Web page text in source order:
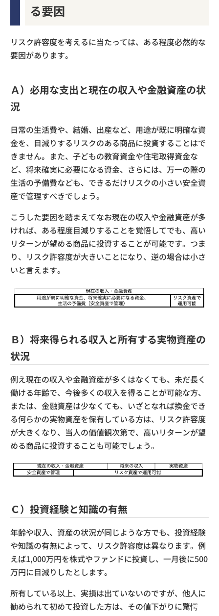
る要因
リスク許容度を考えるに当たっては、ある程度必然的な
要因があります。
Ａ）必用な支出と現在の収入や金融資産の状
況
日常の生活費や、結婚、出産など、用途が既に明確な資
金を、目減りするリスクのある商品に投資することはで
きません。また、子どもの教育資金や住宅取得資金な
ど、将来確実に必要になる資金、さらには、万一の際の
生活の予備費なども、できるだけリスクの小さい安全資
産で管理すべきでしょう。
こうした要因を踏まえてなお現在の収入や金融資産が多
ければ、ある程度目減りすることを覚悟してでも、高い
リターンが望める商品に投資することが可能です。つま
り、リスク許容度が大きいことになり、逆の場合は小さ
いと言えます。
Ｂ）将来得られる収入と所有する実物資産の
状況
例え現在の収入や金融資産が多くはなくても、未だ長く
働ける年齢で、今後多くの収入を得ることが可能な方、
または、金融資産は少なくても、いざとなれば換金でき
る何らかの実物資産を保有している方は、リスク許容度
が大きくなり、当人の価値観次第で、高いリターンが望
める商品に投資することも可能でしょう。
Ｃ）投資経験と知識の有無
年齢や収入、資産の状況が同じような方でも、投資経験
や知識の有無によって、リスク許容度は異なります。例
えば1,000万円を株式やファンドに投資し、一月後に500
万円に目減りしたとします。
所有している以上、実損は出ていないのですが、他人に
勧められて初めて投資した方は、その値下がりに驚愕